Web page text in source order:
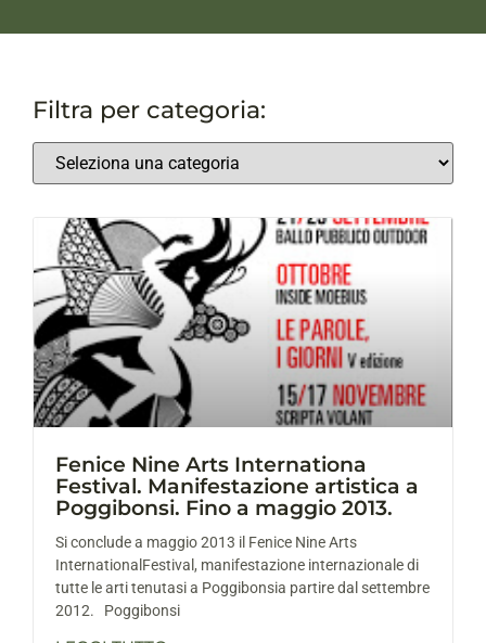
Filtra per categoria:
Fenice Nine Arts Internationa
Festival. Manifestazione artistica a
Poggibonsi. Fino a maggio 2013.
Si conclude a maggio 2013 il Fenice Nine Arts
InternationalFestival, manifestazione internazionale di
tutte le arti tenutasi a Poggibonsia partire dal settembre
2012. Poggibonsi